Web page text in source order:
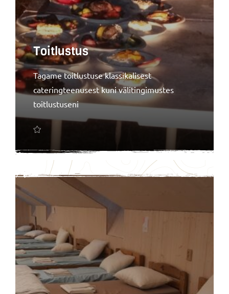
Toitlustus
Tagame toitlustuse klassikalisest
cateringteenusest kuni välitingimustes
toitlustuseni